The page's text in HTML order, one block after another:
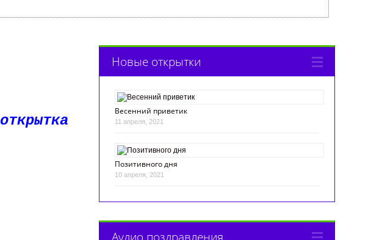
Новые открытки
Весенний приветик
11 апреля, 2021
Позитивного дня
10 апреля, 2021
Аудио поздравления